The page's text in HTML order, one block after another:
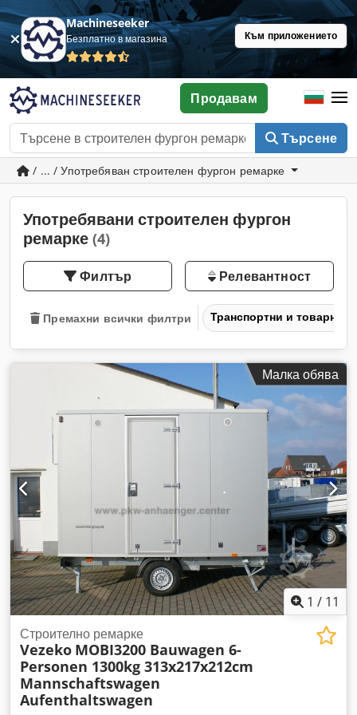
Machineseeker
Безплатно в магазина Към приложението
Търсене
Продавам
/ ... / Употребяван строителен фургон ремарке
Употребявани строителен фургон
ремарке (4)
Филтър Релевантност
Премахни всички филтри Транспортни и товарни
Малка обява
1 / 11
Строително ремарке
Vezeko MOBI3200 Bauwagen 6-
Personen 1300kg 313x217x212cm
Mannschaftswagen
Aufenthaltswagen